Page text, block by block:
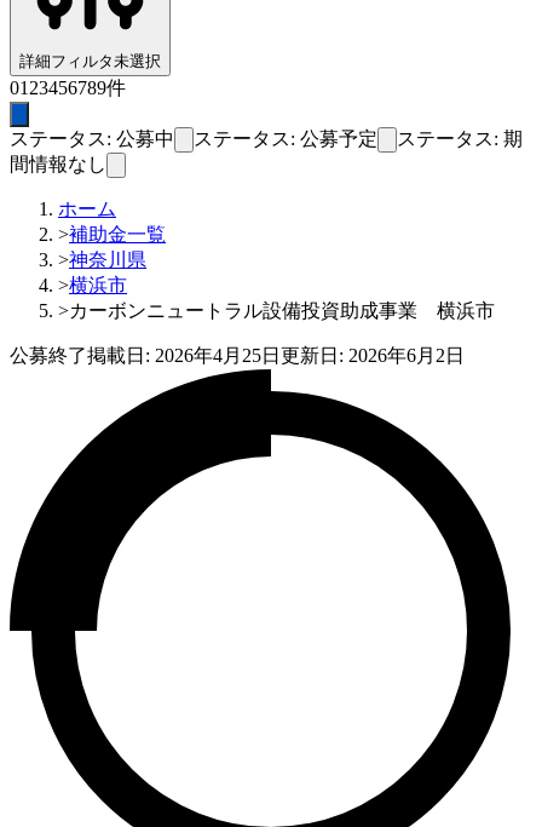
詳細フィルタ未選択
01 23456789件
ステータス: 公募中 ステータス: 公募予定
ステータス: 期
間情報なし
ホーム
>補助金一覧
>神奈川県
>横浜市
>カーボンニュートラル設備投資助成事業 横浜市
公募終了掲載日: 2026年4月25日 更新日: 2026年6月2日